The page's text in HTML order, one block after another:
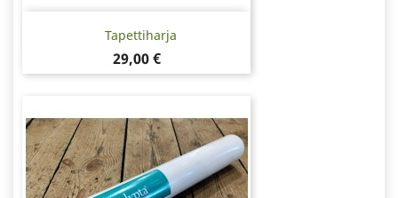
Tapettiharja
Hinta
29,00 €